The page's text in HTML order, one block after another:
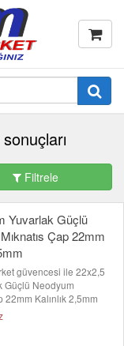
Filtrele
Yuvarlak Güçlü
Çap 22mm
güvencesi ile 22x2,5
Güçlü Neodyum
22mm Kalınlık 2,5mm